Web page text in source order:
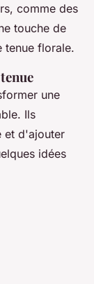
comme des
touche de
tenue florale.
une
Ils
et d'ajouter
idées